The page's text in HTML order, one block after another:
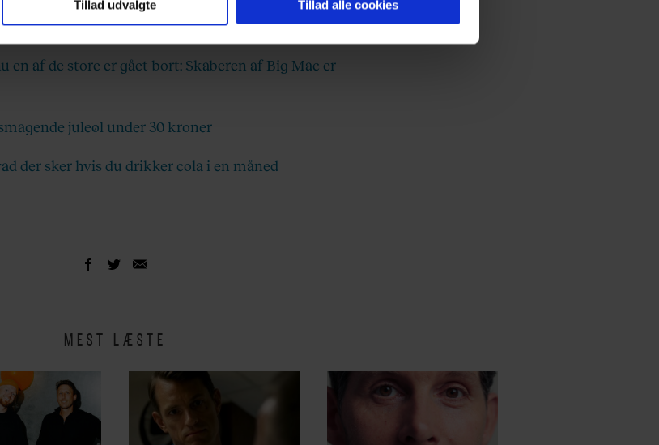
via linket, du finder i vores cookiepolitik. Du kan læse mere om vores
af dine personoplysninger i forbindelse hermed i både
Tillad udvalgte Tillad alle cookies
en af de store er gået bort: Skaberen af Big Mac er
juleøl under 30 kroner
der sker hvis du drikker cola i en måned
MEST LÆSTE